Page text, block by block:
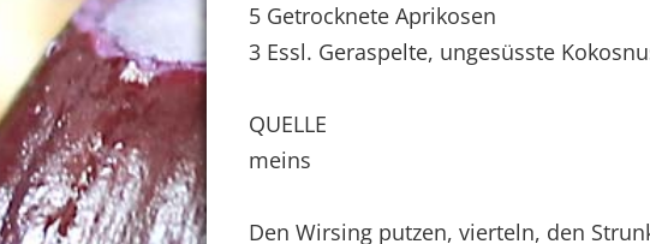
5 Getrocknete Aprikosen
3 Essl. Geraspelte, ungesüsste
QUELLE
meins
Den Wirsing putzen, vierteln, den